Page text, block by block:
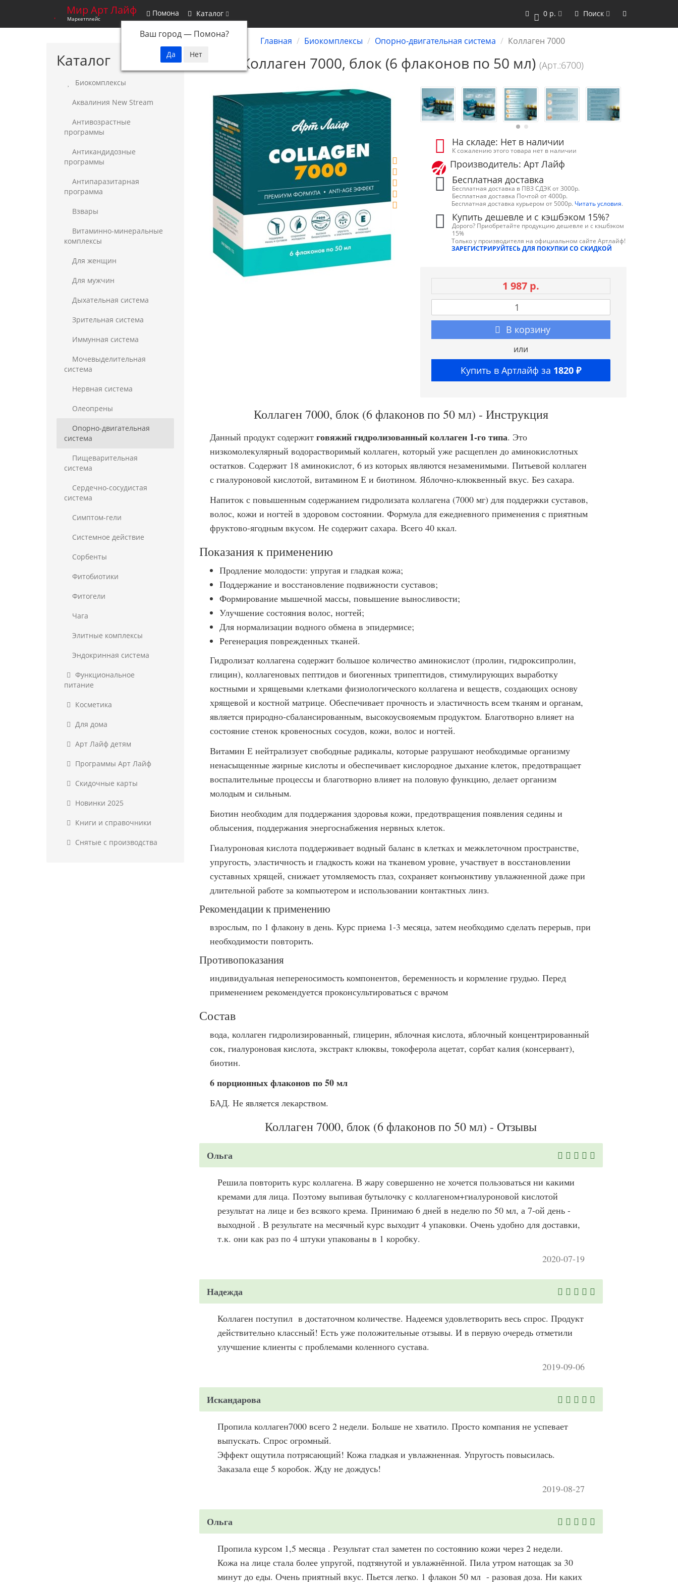
Мир Арт Лайф
Маркетплейс
Помона
Ваш город — Помона?
Каталог 0 0 р. Поиск
Каталог
Биокомплексы
Аквалиния New Stream
Антивозрастные
программы
Антикандидозные
программы
Антипаразитарная
программа
Взвары
Витаминно-минеральные
комплексы
Для женщин
Для мужчин
Дыхательная система
Зрительная система
Иммунная система
Мочевыделительная
система
Нервная система
Олеопрены
Опорно-двигательная
система
Пищеварительная
система
Сердечно-сосудистая
система
Симптом-гели
Системное действие
Сорбенты
Фитобиотики
Фитогели
Чага
Элитные комплексы
Эндокринная система
Функциональное
питание
Косметика
Для дома
Арт Лайф детям
Программы Арт Лайф
Скидочные карты
Новинки 2025
Книги и справочники
Снятые с производства
Главная Биокомплексы Опорно-двигательная система Коллаген 7000
Коллаген 7000, блок (6 флаконов по 50 мл)(Арт.:6700)
На складе: Нет в наличии
К сожалению этого товара нет в наличии
Производитель: Арт Лайф
Бесплатная доставка
Бесплатная доставка в ПВЗ СДЭК от 3000р.
Бесплатная доставка Почтой от 4000р.
Бесплатная доставка курьером от 5000р. Читать условия.
Купить дешевле и с кэшбэком 15%?
Дорого? Приобретайте продукцию дешевле и с кэшбэком
15%
Только у производителя на официальном сайте Артлайф!
ЗАРЕГИСТРИРУЙТЕСЬ ДЛЯ ПОКУПКИ СО СКИДКОЙ
1 987 р.
В корзину
или
Купить в Артлайф за 1820 ₽
Коллаген 7000, блок (6 флаконов по 50 мл) - Инструкция
Данный продукт содержит говяжий гидролизованный коллаген 1-го типа. Это
низкомолекулярный водорастворимый коллаген, который уже расщеплен до аминокислотных
остатков. Содержит 18 аминокислот, 6 из которых являются незаменимыми. Питьевой коллаген
с гиалуроновой кислотой, витамином Е и биотином. Яблочно-клюквенный вкус. Без сахара.
Напиток с повышенным содержанием гидролизата коллагена (7000 мг) для поддержки суставов,
волос, кожи и ногтей в здоровом состоянии. Формула для ежедневного применения с приятным
фруктово-ягодным вкусом. Не содержит сахара. Всего 40 ккал.
Показания к применению
Продление молодости: упругая и гладкая кожа;
Поддержание и восстановление подвижности суставов;
Формирование мышечной массы, повышение выносливости;
Улучшение состояния волос, ногтей;
Для нормализации водного обмена в эпидермисе;
Регенерация поврежденных тканей.
Гидролизат коллагена содержит большое количество аминокислот (пролин, гидроксипролин,
глицин), коллагеновых пептидов и биогенных трипептидов, стимулирующих выработку
костными и хрящевыми клетками физиологического коллагена и веществ, создающих основу
хрящевой и костной матрице. Обеспечивает прочность и эластичность всем тканям и органам,
является природно-сбалансированным, высокоусвояемым продуктом. Благотворно влияет на
состояние стенок кровеносных сосудов, кожи, волос и ногтей.
Витамин Е нейтрализует свободные радикалы, которые разрушают необходимые организму
ненасыщенные жирные кислоты и обеспечивает кислородное дыхание клеток, предотвращает
воспалительные процессы и благотворно влияет на половую функцию, делает организм
молодым и сильным.
Биотин необходим для поддержания здоровья кожи, предотвращения появления седины и
облысения, поддержания энергоснабжения нервных клеток.
Гиалуроновая кислота поддерживает водный баланс в клетках и межклеточном пространстве,
упругость, эластичность и гладкость кожи на тканевом уровне, участвует в восстановлении
суставных хрящей, снижает утомляемость глаз, сохраняет конъюнктиву увлажненной даже при
длительной работе за компьютером и использовании контактных линз.
Рекомендации к применению
взрослым, по 1 флакону в день. Курс приема 1-3 месяца, затем необходимо сделать перерыв, при
необходимости повторить.
Противопоказания
индивидуальная непереносимость компонентов, беременность и кормление грудью. Перед
применением рекомендуется проконсультироваться с врачом
Состав
вода, коллаген гидролизированный, глицерин, яблочная кислота, яблочный концентрированный
сок, гиалуроновая кислота, экстракт клюквы, токоферола ацетат, сорбат калия (консервант),
биотин.
6 порционных флаконов по 50 мл
БАД. Не является лекарством.
Коллаген 7000, блок (6 флаконов по 50 мл) - Отзывы
Ольга
Решила повторить курс коллагена. В жару совершенно не хочется пользоваться ни какими
кремами для лица. Поэтому выпивая бутылочку с коллагеном+гиалуроновой кислотой
результат на лице и без всякого крема. Принимаю 6 дней в неделю по 50 мл, а 7-ой день -
выходной . В результате на месячный курс выходит 4 упаковки. Очень удобно для доставки,
т.к. они как раз по 4 штуки упакованы в 1 коробку.
2020-07-19
Надежда
Коллаген поступил в достаточном количестве. Надеемся удовлетворить весь спрос. Продукт
действительно классный! Есть уже положительные отзывы. И в первую очередь отметили
улучшение клиенты с проблемами коленного сустава.
2019-09-06
Искандарова
Пропила коллаген7000 всего 2 недели. Больше не хватило. Просто компания не успевает
выпускать. Спрос огромный.
Эффект ощутила потрясающий! Кожа гладкая и увлажненная. Упругость повысилась.
Заказала еще 5 коробок. Жду не дождусь!
2019-08-27
Ольга
Пропила курсом 1,5 месяца . Результат стал заметен по состоянию кожи через 2 недели.
Кожа на лице стала более упругой, подтянутой и увлажнённой. Пила утром натощак за 30
минут до еды. Очень приятный вкус. Пьется легко. 1 флакон 50 мл - разовая доза. Ни каких